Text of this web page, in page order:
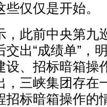
仅仅是开始。
此前中央第九
出“成绩单”，
设、招标暗箱操
，三峡集团存在
招标暗箱操作的